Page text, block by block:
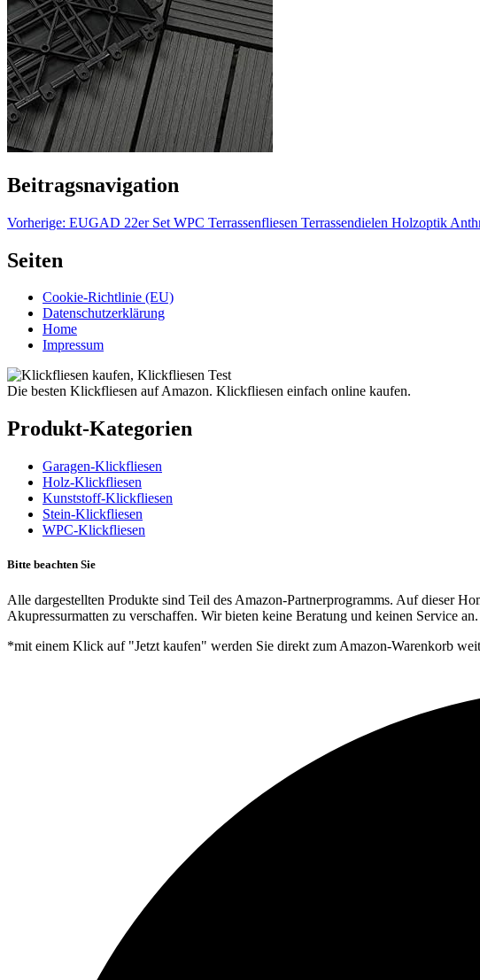
Beitragsnavigation
Vorherige: EUGAD 22er Set WPC Terrassenfliesen Terrassendielen Holzoptik
Seiten
Cookie-Richtlinie (EU)
Datenschutzerklärung
Home
Impressum
Die besten Klickfliesen auf Amazon. Klickfliesen einfach online kaufen.
Produkt-Kategorien
Garagen-Klickfliesen
Holz-Klickfliesen
Kunststoff-Klickfliesen
Stein-Klickfliesen
WPC-Klickfliesen
Bitte beachten Sie
Alle dargestellten Produkte sind Teil des Amazon-Partnerprogramms. Auf dieser
Akupressurmatten zu verschaffen. Wir bieten keine Beratung und keinen Service
*mit einem Klick auf "Jetzt kaufen" werden Sie direkt zum Amazon-Warenkorb